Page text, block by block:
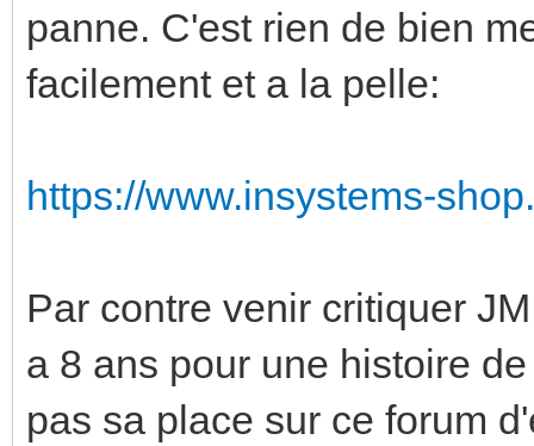
panne. C'est rien de bien
facilement et a la pelle:
https://www.insystems-
Par contre venir critiquer
a 8 ans pour une histoire
pas sa place sur ce forum